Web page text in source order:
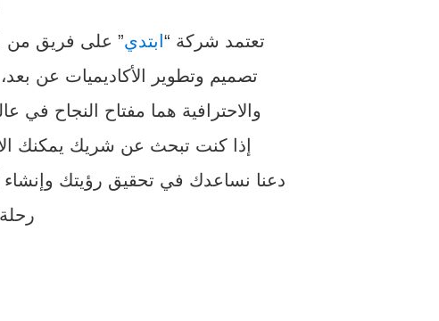
تعتمد شركة “ابتدي” على فريق من
تصميم وتطوير الأكاديميات عن
والاحترافية هما مفتاح النجاح في
إذا كنت تبحث عن شريك يمكنك
دعنا نساعدك في تحقيق رؤيتك وإنشاء